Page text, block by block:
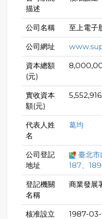
描述
公司名稱 至上電子
公司網址
資本總額
(元)
實收資本
額(元)
代表人姓
名
葛均
公司登記
地址
臺北市
187、
登記機關
名稱
商業發展
核准設立
1987-